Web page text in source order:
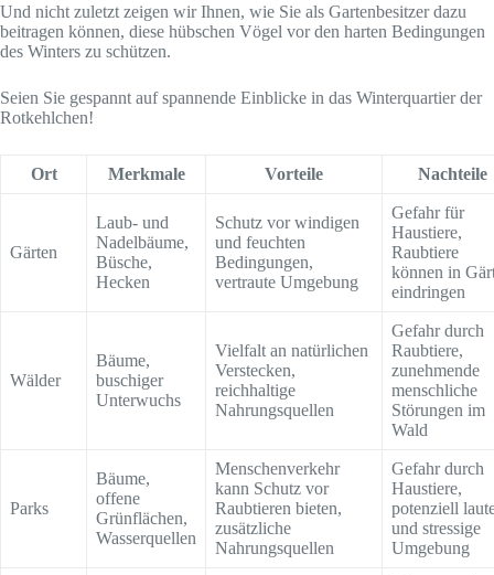
Und nicht zuletzt zeigen wir Ihnen, wie Sie als Gartenbesitzer dazu
beitragen können, diese hübschen Vögel vor den harten Bedingungen
des Winters zu schützen.
Seien Sie gespannt auf spannende Einblicke in das Winterquartier der
Rotkehlchen!
Ort Merkmale Vorteile Nachteile
Gärten
Laub- und
Nadelbäume,
Büsche,
Hecken
Schutz vor windigen
und feuchten
Bedingungen,
vertraute Umgebung
Gefahr für
Haustiere,
Raubtiere
können in
eindringen
Wälder
Bäume,
buschiger
Unterwuchs
Vielfalt an natürlichen
Verstecken,
reichhaltige
Nahrungsquellen
Gefahr durch
Raubtiere,
zunehmende
menschliche
Störungen im
Wald
Parks
Bäume,
offene
Grünflächen,
Wasserquellen
Menschenverkehr
kann Schutz vor
Raubtieren bieten,
zusätzliche
Nahrungsquellen
Gefahr durch
Haustiere,
potenziell
und stressige
Umgebung